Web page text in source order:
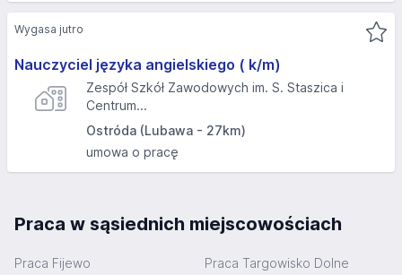
Nauczyciel języka angielskiego ( k/m)
Zespół Szkół Zawodowych im. S. Staszica i
Centrum...
Ostróda (Lubawa - 27km)
umowa o pracę
Wygasa jutro
Praca w sąsiednich miejscowościach
Praca Fijewo Praca Targowisko Dolne